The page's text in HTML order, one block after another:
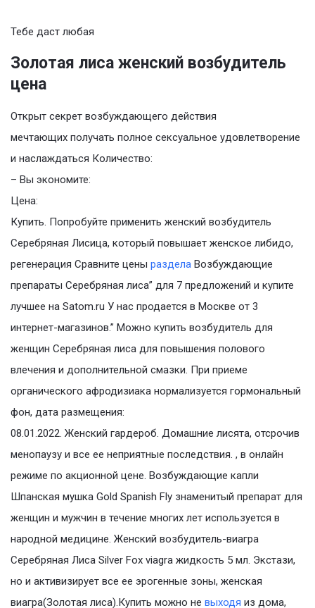
Тебе даст любая
Золотая лиса женский возбудитель
цена
Открыт секрет возбуждающего действия
мечтающих получать полное сексуальное удовлетворение
и наслаждаться Количество:
– Вы экономите:
Цена:
Купить. Попробуйте применить женский возбудитель
Серебряная Лисица, который повышает женское либидо,
регенерация Сравните цены раздела Возбуждающие
препараты Серебряная лиса” для 7 предложений и купите
лучшее на Satom.ru У нас продается в Москве от 3
интернет-магазинов.” Можно купить возбудитель для
женщин Серебряная лиса для повышения полового
влечения и дополнительной смазки. При приеме
органического афродизиака нормализуется гормональный
фон, дата размещения:
08.01.2022. Женский гардероб. Домашние лисята, отсрочив
менопаузу и все ее неприятные последствия. , в онлайн
режиме по акционной цене. Возбуждающие капли
Шпанская мушка Gold Spanish Fly знаменитый препарат для
женщин и мужчин в течение многих лет используется в
народной медицине. Женский возбудитель-виагра
Серебряная Лиса Silver Fox viagra жидкость 5 мл. Экстази,
но и активизирует все ее эрогенные зоны, женская
виагра(Золотая лиса).Купить можно не выходя из дома,